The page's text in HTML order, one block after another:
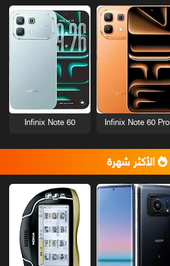
Infinix Note 60 Pro
Infinix Note 60
الأكثر شهرة